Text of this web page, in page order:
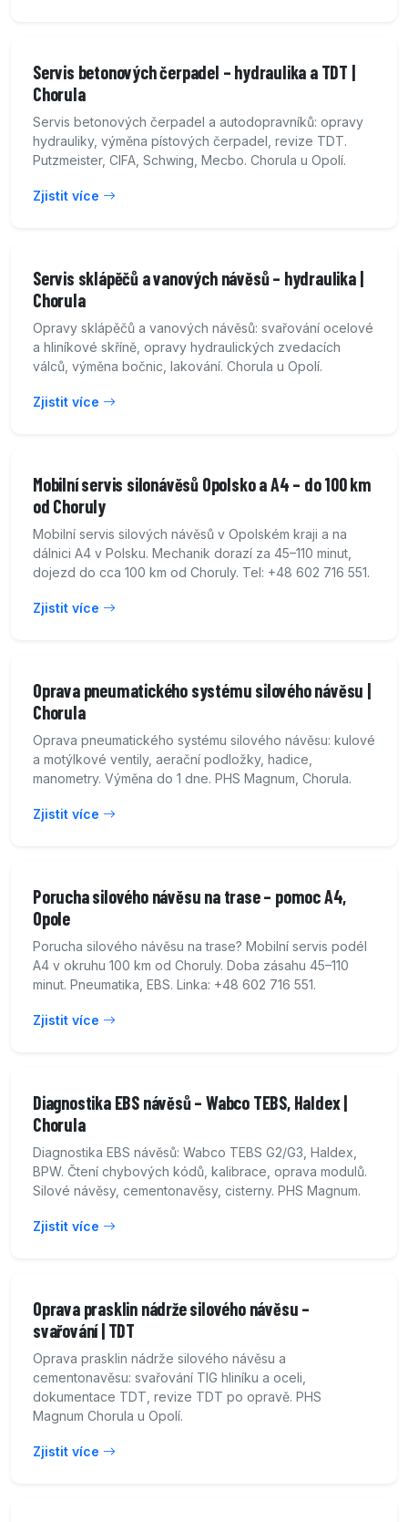
Servis betonových čerpadel – hydraulika a TDT |
Chorula
Servis betonových čerpadel a autodopravníků: opravy
hydrauliky, výměna pístových čerpadel, revize TDT.
Putzmeister, CIFA, Schwing, Mecbo. Chorula u Opolí.
Zjistit více
Servis sklápěčů a vanových návěsů – hydraulika |
Chorula
Opravy sklápěčů a vanových návěsů: svařování ocelové
a hliníkové skříně, opravy hydraulických zvedacích
válců, výměna bočnic, lakování. Chorula u Opolí.
Zjistit více
Mobilní servis silonávěsů Opolsko a A4 – do 100 km
od Choruly
Mobilní servis silových návěsů v Opolském kraji a na
dálnici A4 v Polsku. Mechanik dorazí za 45–110 minut,
dojezd do cca 100 km od Choruly. Tel: +48 602 716 551.
Zjistit více
Oprava pneumatického systému silového návěsu |
Chorula
Oprava pneumatického systému silového návěsu: kulové
a motýlkové ventily, aerační podložky, hadice,
manometry. Výměna do 1 dne. PHS Magnum, Chorula.
Zjistit více
Porucha silového návěsu na trase – pomoc A4,
Opole
Porucha silového návěsu na trase? Mobilní servis podél
A4 v okruhu 100 km od Choruly. Doba zásahu 45–110
minut. Pneumatika, EBS. Linka: +48 602 716 551.
Zjistit více
Diagnostika EBS návěsů – Wabco TEBS, Haldex |
Chorula
Diagnostika EBS návěsů: Wabco TEBS G2/G3, Haldex,
BPW. Čtení chybových kódů, kalibrace, oprava modulů.
Silové návěsy, cementonavěsy, cisterny. PHS Magnum.
Zjistit více
Oprava prasklin nádrže silového návěsu –
svařování | TDT
Oprava prasklin nádrže silového návěsu a
cementonavěsu: svařování TIG hliníku a oceli,
dokumentace TDT, revize TDT po opravě. PHS
Magnum Chorula u Opolí.
Zjistit více